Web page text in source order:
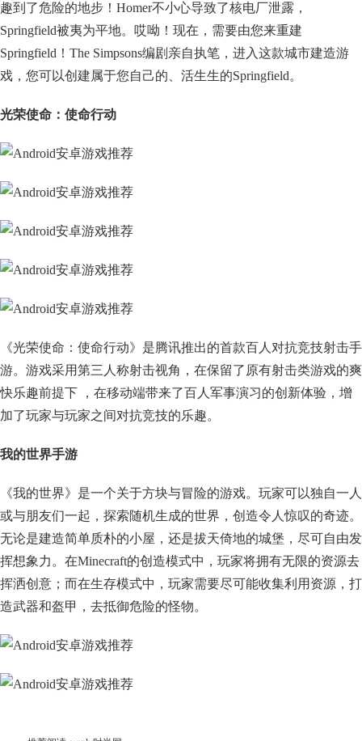
趣到了危险的地步！Homer不小心导致了核电厂泄露，
Springfield被夷为平地。哎呦！现在，需要由您来重建
Springfield！The Simpsons编剧亲自执笔，进入这款城市建造游
戏，您可以创建属于您自己的、活生生的Springfield。
光荣使命：使命行动
《光荣使命：使命行动》是腾讯推出的首款百人对抗竞技射击手
游。游戏采用第三人称射击视角，在保留了原有射击类游戏的爽
快乐趣前提下 ，在移动端带来了百人军事演习的创新体验，增
加了玩家与玩家之间对抗竞技的乐趣。
我的世界手游
《我的世界》是一个关于方块与冒险的游戏。玩家可以独自一人
或与朋友们一起，探索随机生成的世界，创造令人惊叹的奇迹。
无论是建造简单质朴的小屋，还是拔天倚地的城堡，尽可自由发
挥想象力。在Minecraft的创造模式中，玩家将拥有无限的资源去
挥洒创意；而在生存模式中，玩家需要尽可能收集利用资源，打
造武器和盔甲，去抵御危险的怪物。